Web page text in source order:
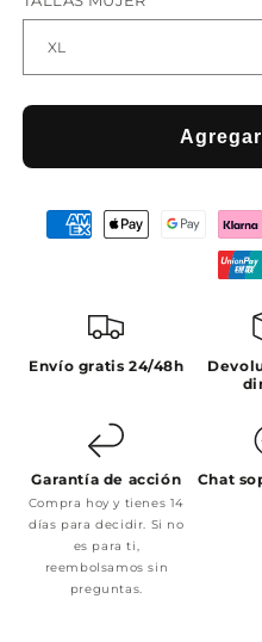
Envío gratis 24/48h
Garantía de acción
Compra hoy y tienes 14
días para decidir. Si no
es para ti,
reembolsamos sin
preguntas.
Chat